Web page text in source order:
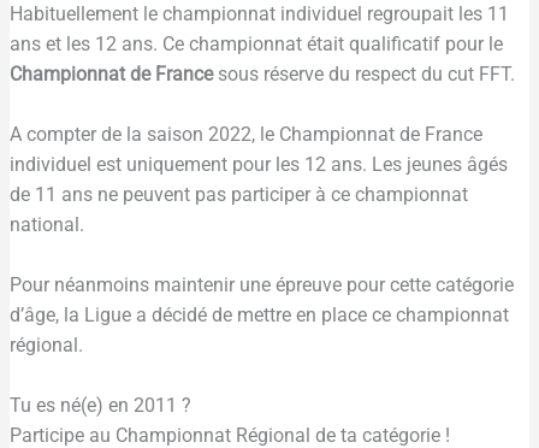
Habituellement le championnat individuel regroupait les 11
ans et les 12 ans. Ce championnat était qualificatif pour le
Championnat de Francesous réserve du respect du cut FFT.
A compter de la saison 2022, le Championnat de France
individuel est uniquement pour les 12 ans. Les jeunes âgés
de 11 ans ne peuvent pas participer à ce championnat
national.
Pour néanmoins maintenir une épreuve pour cette catégorie
d’âge, la Ligue a décidé de mettre en place ce championnat
régional.
Tu es né(e) en 2011 ?
Participe au Championnat Régional de ta catégorie !